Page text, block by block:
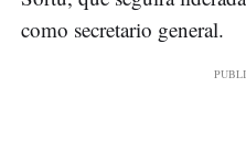
como secretario general.